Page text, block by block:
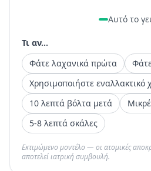
Αυτό το
Τι αν...
Φάτε λαχανικά πρώτα
Χρησιμοποιήστε εναλλακτικό
10 λεπτά βόλτα μετά
5-8 λεπτά σκάλες
Εκτιμώμενο μοντέλο — οι ατομικές
αποτελεί ιατρική συμβουλή.